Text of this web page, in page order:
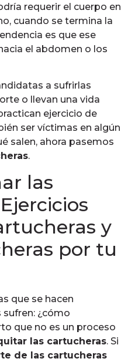
requerir el cuerpo en
cuando se termina la
es que ese
el abdomen o los
a sufrirlas
o llevan una vida
ejercicio de
ser víctimas en algún
salen, ahora pasemos
.
las
y
por tu
que se hacen
¿cómo
que no es un proceso
las cartucheras. Si
de las cartucheras